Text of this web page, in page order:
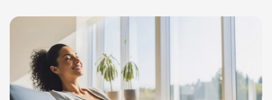
estar previsto nestes instrumentos. Anualmente, […]